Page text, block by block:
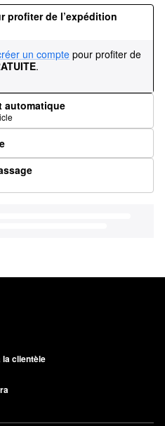
profiter de l’expédition
un compte pour profiter de
.
automatique
clientèle